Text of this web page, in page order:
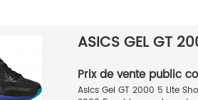
ASICS GEL GT
Prix de vente public
Asics Gel GT 2000 5 LIte